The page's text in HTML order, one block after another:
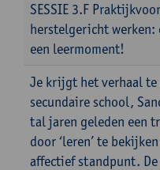
SESSIE 3.F
herstelgericht
een leermoment!
Je krijgt het verhaal te
secundaire school,
tal jaren geleden een
door ‘leren’ te
affectief standpunt.